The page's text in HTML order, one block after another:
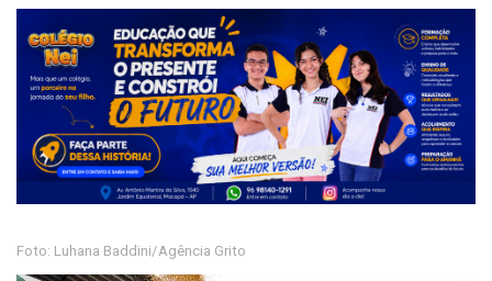
Foto: Luhana Baddini/Agência Grito